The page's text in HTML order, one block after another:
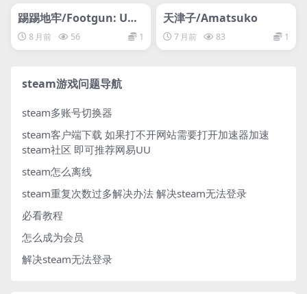
网盘下载游戏
踢踢地牢/Footgun: Und
erground
8 月前 56 1
网盘下载游戏
天津子/Amatsuko
7 月前 83 1
steam游戏问题导航
steam多账号切换器
steam客户端下载 如果打不开网站需要打开加速器加速
steam社区 即可推荐网易UU
steam怎么离线
steam重复次数过多解决办法 解决steam无法登录
必看教程
怎么成为会员
解决steam无法登录